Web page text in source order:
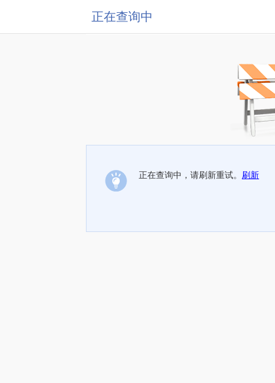
正在查询中
正在查询中，请刷新重试。 刷新